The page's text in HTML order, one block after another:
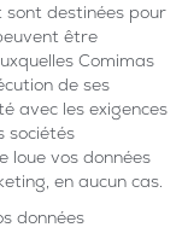
sont destinées pour
être
Comimas
de ses
avec les exigences
sociétés
loue vos données
en aucun cas.
données